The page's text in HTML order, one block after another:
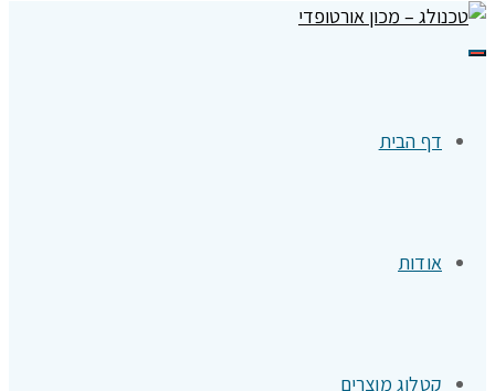
תפריט
דף הבית
אודות
קטלוג מוצרים